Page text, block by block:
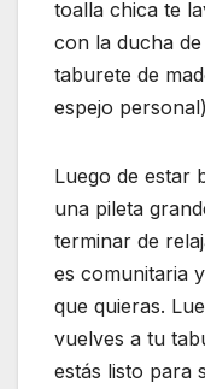
toalla chica te
con la ducha
taburete de
espejo
Luego de estar
una pileta
terminar de
es comunitaria
que quieras.
vuelves a tu
estás listo para